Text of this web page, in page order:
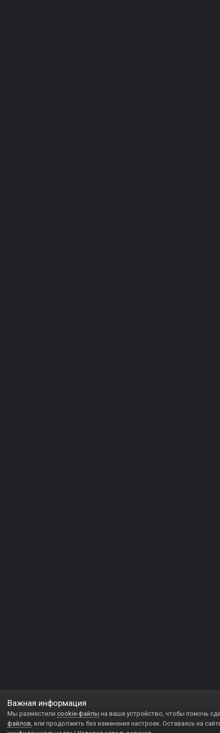
Важная информация
Мы разместили cookie-файлы на ваше устройство, чтобы помочь
файлов, или продолжить без изменения настроек. Оставаясь на